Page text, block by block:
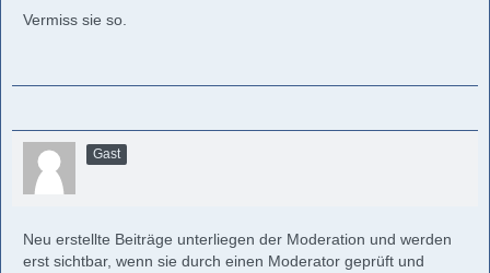
Vermiss sie so.
Gast
Neu erstellte Beiträge unterliegen der Moderation und werden
erst sichtbar, wenn sie durch einen Moderator geprüft und